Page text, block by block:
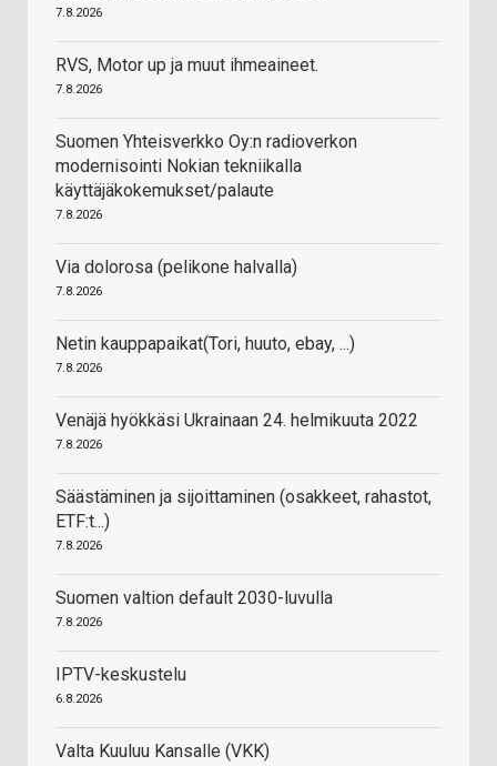
7.8.2026
RVS, Motor up ja muut ihmeaineet.
7.8.2026
Suomen Yhteisverkko Oy:n radioverkon
modernisointi Nokian tekniikalla
käyttäjäkokemukset/palaute
7.8.2026
Via dolorosa (pelikone halvalla)
7.8.2026
Netin kauppapaikat(Tori, huuto, ebay, ...)
7.8.2026
Venäjä hyökkäsi Ukrainaan 24. helmikuuta 2022
7.8.2026
Säästäminen ja sijoittaminen (osakkeet, rahastot,
ETF:t...)
7.8.2026
Suomen valtion default 2030-luvulla
7.8.2026
IPTV-keskustelu
6.8.2026
Valta Kuuluu Kansalle (VKK)